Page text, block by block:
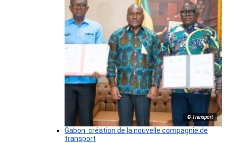
© Transport
Gabon: création de la nouvelle compagnie de
transport